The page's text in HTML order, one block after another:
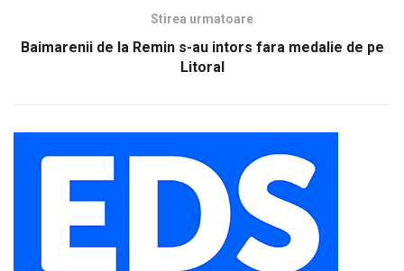
Stirea urmatoare
Baimarenii de la Remin s-au intors fara medalie de pe
Litoral